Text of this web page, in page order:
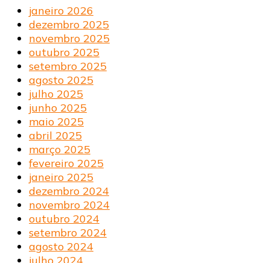
janeiro 2026
dezembro 2025
novembro 2025
outubro 2025
setembro 2025
agosto 2025
julho 2025
junho 2025
maio 2025
abril 2025
março 2025
fevereiro 2025
janeiro 2025
dezembro 2024
novembro 2024
outubro 2024
setembro 2024
agosto 2024